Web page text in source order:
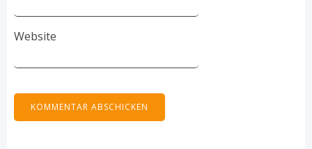
Website